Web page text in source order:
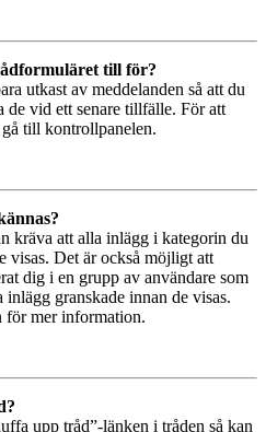
till för?
utkast av meddelanden så att du
de vid ett senare tillfälle. För att
till kontrollpanelen.
kräva att alla inlägg i kategorin du
visas. Det är också möjligt att
dig i en grupp av användare som
inlägg granskade innan de visas.
för mer information.
upp tråd”-länken i tråden så kan